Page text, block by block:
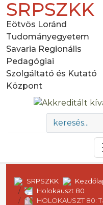
SRPSZKK
Eötvös Loránd
Tudományegyetem
Savaria Regionális
Pedagógiai
Szolgáltató és Kutató
Központ
SRPSZKK
Holokauszt 80
HOLOKAUSZT 80: